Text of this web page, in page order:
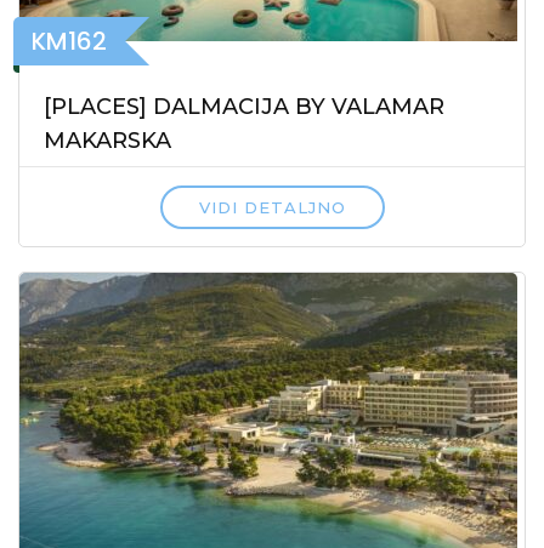
KM162
[PLACES] DALMACIJA BY VALAMAR
MAKARSKA
VIDI DETALJNO